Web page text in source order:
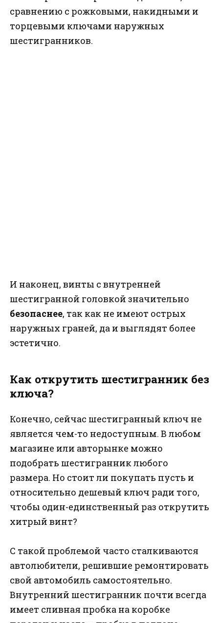
сравнению с рожковыми, накидными и
торцевыми ключами наружных
шестигранников.
И наконец, винты с внутренней
шестигранной головкой значительно
безопаснее, так как не имеют острых
наружных граней, да и выглядят более
эстетично.
Как открутить шестигранник без
ключа?
Конечно, сейчас шестигранный ключ не
является чем-то недоступным. В любом
магазине или авторынке можно
подобрать шестигранник любого
размера. Но стоит ли покупать пусть и
относительно дешевый ключ ради того,
чтобы один-единственный раз открутить
хитрый винт?
С такой проблемой часто сталкиваются
автолюбители, решившие ремонтировать
свой автомобиль самостоятельно.
Внутренний шестигранник почти всегда
имеет сливная пробка на коробке